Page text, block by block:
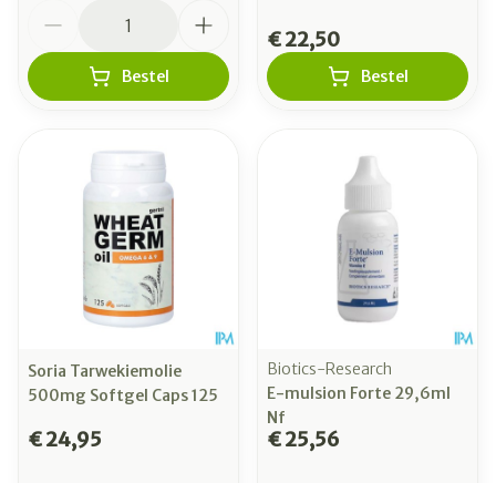
Bestel
€ 22,50
Bestel
Soria Tarwekiemolie
500mg Softgel Caps 125
€ 24,95
Biotics-Research
E-mulsion Forte 29,6ml
Nf
€ 25,56